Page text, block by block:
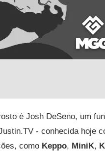
é Josh DeSeno, um
- conhecida hoje
como Keppo, MiniK,